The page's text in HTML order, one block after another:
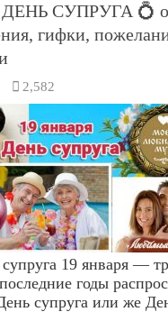
ДЕНЬ СУПРУГА 💍
гифки,
2,582
19 января —
годы
супруга или же